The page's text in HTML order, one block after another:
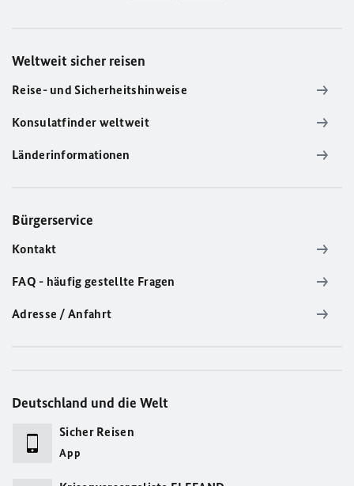
Weltweit sicher reisen
Reise- und Sicherheitshinweise
Konsulatfinder weltweit
Länderinformationen
Bürgerservice
Kontakt
FAQ - häufig gestellte Fragen
Adresse / Anfahrt
Deutschland und die Welt
Sicher Reisen
App